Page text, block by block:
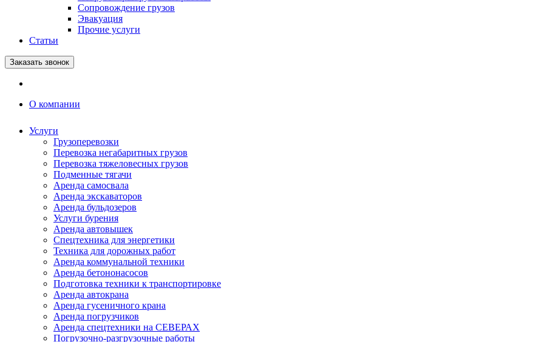
Сопровождение грузов
Эвакуация
Прочие услуги
Статьи
Заказать звонок
О компании
Услуги
Грузоперевозки
Перевозка негабаритных грузов
Перевозка тяжеловесных грузов
Подменные тягачи
Аренда самосвала
Аренда экскаваторов
Аренда бульдозеров
Услуги бурения
Аренда автовышек
Спецтехника для энергетики
Техника для дорожных работ
Аренда коммунальной техники
Аренда бетононасосов
Подготовка техники к транспортировке
Аренда автокрана
Аренда гусеничного крана
Аренда погрузчиков
Аренда спецтехники на СЕВЕРАХ
Погрузочно-разгрузочные работы